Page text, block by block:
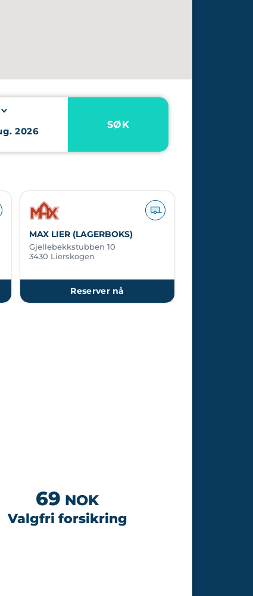
SØK
MAX LIER (LAGERBOKS)
Gjellebekkstubben 10
3430 Lierskogen
Reserver nå
69 NOK
Valgfri forsikring